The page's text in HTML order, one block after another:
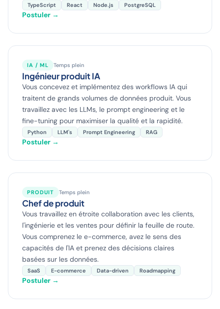
TypeScript React Node.js PostgreSQL
Postuler →
IA / ML Temps plein
Ingénieur produit IA
Vous concevez et implémentez des workflows IA qui
traitent de grands volumes de données produit. Vous
travaillez avec les LLMs, le prompt engineering et le
fine-tuning pour maximiser la qualité et la rapidité.
Python LLM's Prompt Engineering RAG
Postuler →
PRODUIT Temps plein
Chef de produit
Vous travaillez en étroite collaboration avec les clients,
l'ingénierie et les ventes pour définir la feuille de route.
Vous comprenez le e-commerce, avez le sens des
capacités de l'IA et prenez des décisions claires
basées sur les données.
SaaS E-commerce Data-driven Roadmapping
Postuler →